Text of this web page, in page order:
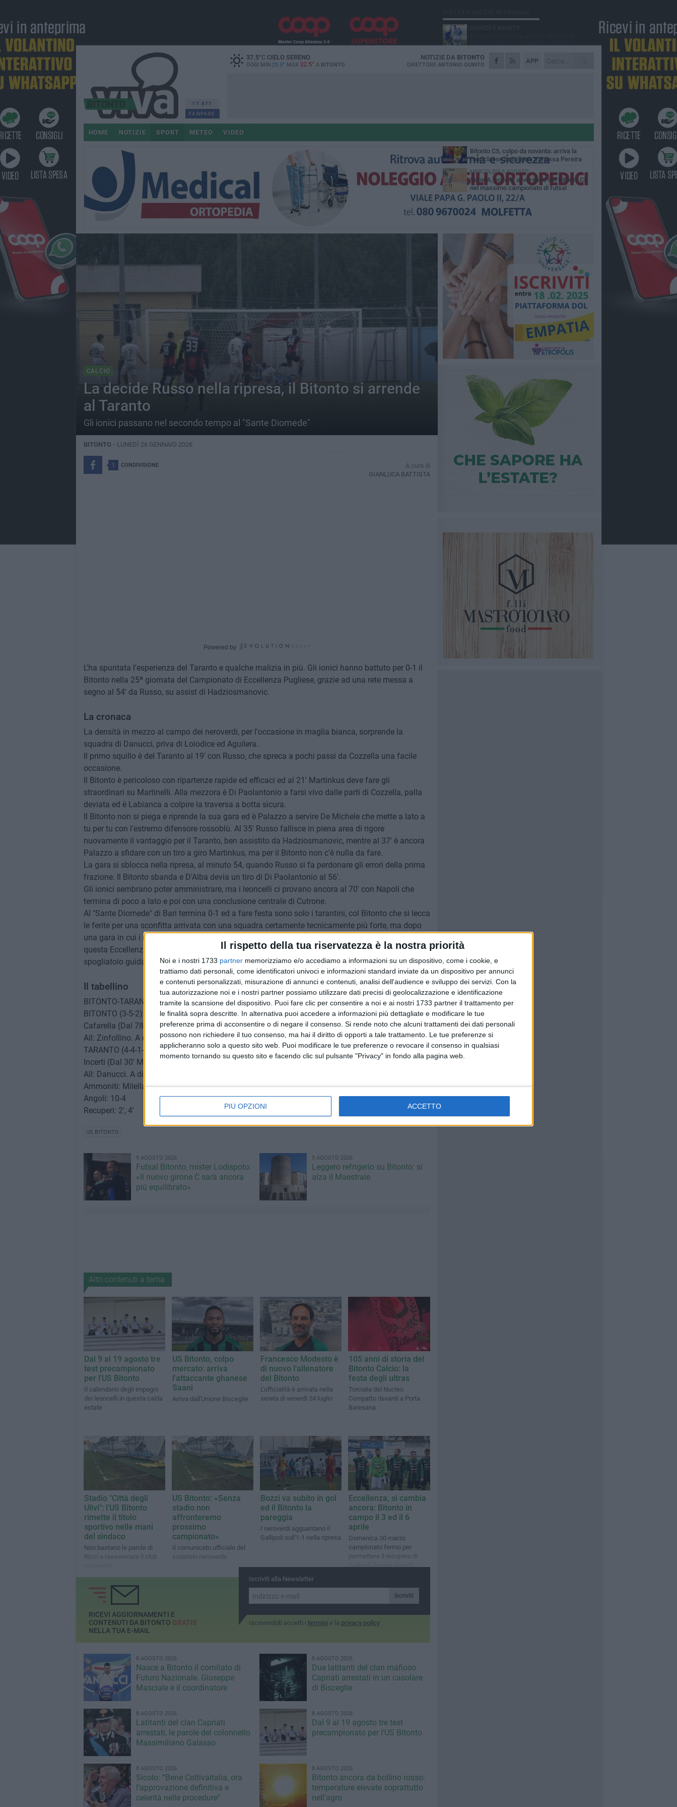
Il rispetto della tua riservatezza è la nostra priorità
Noi e i nostri 1733 partner memorizziamo e/o accediamo a informazioni su un dispositivo, come i cookie, e
trattiamo dati personali, come identificatori univoci e informazioni standard inviate da un dispositivo per annunci
e contenuti personalizzati, misurazione di annunci e contenuti, analisi dell'audience e sviluppo dei servizi. Con la
tua autorizzazione noi e i nostri partner possiamo utilizzare dati precisi di geolocalizzazione e identificazione
tramite la scansione del dispositivo. Puoi fare clic per consentire a noi e ai nostri 1733 partner il trattamento per
le finalità sopra descritte. In alternativa puoi accedere a informazioni più dettagliate e modificare le tue
preferenze prima di acconsentire o di negare il consenso. Si rende noto che alcuni trattamenti dei dati personali
possono non richiedere il tuo consenso, ma hai il diritto di opporti a tale trattamento. Le tue preferenze si
applicheranno solo a questo sito web. Puoi modificare le tue preferenze o revocare il consenso in qualsiasi
momento tornando su questo sito e facendo clic sul pulsante "Privacy" in fondo alla pagina web.
PIÙ OPZIONI ACCETTO
17.877
FANPAGE
37.5°CCIELO SERENO
OGGI MIN 25.5° MAX 32.5° A BITONTO
APP
NOTIZIE DA BITONTO
DIRETTORE ANTONIO QUINTO
HOME NOTIZIE SPORT METEO VIDEO
CALCIO
La decide Russo nella ripresa, il Bitonto si arrende
al Taranto
Gli ionici passano nel secondo tempo al "Sante Diomede"
BITONTO - LUNEDÌ 26 GENNAIO 2026
1 CONDIVISIONE
A cura di
GIANLUCA BATTISTA
Powered by
L'ha spuntata l'esperienza del Taranto e qualche malizia in più. Gli ionici hanno battuto per 0-1 il
Bitonto nella 25ª giornata del Campionato di Eccellenza Pugliese, grazie ad una rete messa a
segno al 54' da Russo, su assist di Hadziosmanovic.
La cronaca
La densità in mezzo al campo dei neroverdi, per l'occasione in maglia bianca, sorprende la
squadra di Danucci, priva di Loiodice ed Aguilera.
Il primo squillo è del Taranto al 19' con Russo, che spreca a pochi passi da Cozzella una facile
occasione.
Il Bitonto è pericoloso con ripartenze rapide ed efficaci ed al 21' Martinkus deve fare gli
straordinari su Martinelli. Alla mezzora è Di Paolantonio a farsi vivo dalle parti di Cozzella, palla
deviata ed è Labianca a colpire la traversa a botta sicura.
Il Bitonto non si piega e riprende la sua gara ed è Palazzo a servire De Michele che mette a lato a
tu per tu con l'estremo difensore rossoblù. Al 35' Russo fallisce in piena area di rigore
nuovamente il vantaggio per il Taranto, ben assistito da Hadziosmanovic, mentre al 37' è ancora
Palazzo a sfidare con un tiro a giro Martinkus, ma per il Bitonto non c'è nulla da fare.
La gara si sblocca nella ripresa, al minuto 54, quando Russo si fa perdonare gli errori della prima
frazione. Il Bitonto sbanda e D'Alba devia un tiro di Di Paolantonio al 56'.
Gli ionici sembrano poter amministrare, ma i leoncelli ci provano ancora al 70' con Napoli che
termina di poco a lato e poi con una conclusione centrale di Cutrone.
Al "Sante Diomede" di Bari termina 0-1 ed a fare festa sono solo i tarantini, col Bitonto che si lecca
le ferite per una sconfitta arrivata con una squadra certamente tecnicamente più forte, ma dopo
una gara in cui i neroverdi sono stati capaci di mettere in difficoltà una delle protagoniste di
questa Eccellenza. Uno stop dopo tre vittorie consecutive non può incrinare il morale nello
spogliatoio guidato da mister Zinfollino.
Il tabellino
BITONTO-TARANTO 0-1: 54' Russo
BITONTO (3-5-2): Cozzella; Catalano, D'Alba, Dinielli; Napoli, Milella (Dal 57' Fracchiolla), Cutrone,
Cafarella (Dal 78' Lavoratti), Marchitelli (Dall'88' Gagliardi); Palazzo (Dal 63' Bozzi), De Michele.
All: Zinfollino. A disposizione: Grande, Massari, Cariello, Leuzzi, Senatore.
TARANTO (4-4-1-1): Martinkus; Hadziosmanovic, Delvino (Dal 77' Rizzo), Guastamacchia, Derosa;
Incerti (Dal 30' Marino, Dal 79' Zampa), Di Paolantonio, Vukoja, Labianca (Dal 70' Sansò); Russo.
All: Danucci. A disposizione: Mastrangelo, Konate, Souare, Monetti, Trombino.
Ammoniti: Milella, Cafarella (B), Hadziosmanovic, Derosa, Losavio (T)
Angoli: 10-4
Recuperi: 2', 4'
US BITONTO
9 AGOSTO 2026
Futsal Bitonto, mister Lodispoto:
«Il nuovo girone C sarà ancora
più equilibrato»
9 AGOSTO 2026
Leggero refrigerio su Bitonto: si
alza il Maestrale
Altri contenuti a tema
Dal 9 al 19 agosto tre
test precampionato
per l'US Bitonto
Il calendario degli impegni
dei leoncelli in questa calda
estate
US Bitonto, colpo
mercato: arriva
l'attaccante ghanese
Saani
Arriva dall'Unione Bisceglie
Francesco Modesto è
di nuovo l'allenatore
del Bitonto
L'ufficialità è arrivata nella
serata di venerdì 24 luglio
105 anni di storia del
Bitonto Calcio: la
festa degli ultras
Torciata del Nucleo
Compatto davanti a Porta
Baresana
Stadio "Città degli
Ulivi": l'US Bitonto
rimette il titolo
sportivo nelle mani
del sindaco
Non bastano le parole di
Ricci a rasserenare il club
US Bitonto: «Senza
stadio non
affronteremo
prossimo
campionato»
Il comunicato ufficiale del
sodalizio neroverde
Bozzi va subito in gol
ed il Bitonto la
pareggia
I neroverdi agguantano il
Gallipoli sull'1-1 nella ripresa
Eccellenza, si cambia
ancora: Bitonto in
campo il 3 ed il 6
aprile
Domenica 30 marzo
campionato fermo per
permettere il recupero di
Gallipoli-Foggia Incedit
Iscriviti alla Newsletter
Iscriviti
Iscrivendoti accetti i termini e la privacy policy
RICEVI AGGIORNAMENTI E
CONTENUTI DA BITONTO GRATIS
NELLA TUA E-MAIL
8 AGOSTO 2026
Nasce a Bitonto il comitato di
Futuro Nazionale. Giuseppe
Masciale è il coordinatore
8 AGOSTO 2026
Due latitanti del clan mafioso
Capriati arrestati in un casolare
di Bisceglie
8 AGOSTO 2026
Latitanti del clan Capriati
arrestati, le parole del colonnello
Massimiliano Galasso
8 AGOSTO 2026
Dal 9 al 19 agosto tre test
precampionato per l'US Bitonto
8 AGOSTO 2026
Sicolo: “Bene Coltivaitalia, ora
l’approvazione definitiva e
celerità nelle procedure”
8 AGOSTO 2026
Bitonto ancora da bollino rosso:
temperature elevate soprattutto
nell'agro
firmano Balzano, Sallustio e Cannito
LUNEDÌ 3 AGOSTO
Bitonto C5, mercato senza sosta: arriva
Cresce la febbre neroverde: al via il
GIOVEDÌ 6 AGOSTO
Bitonto C5, colpo da novanta: arriva la
fuoriclasse brasiliana Vanessa Pereira
MERCOLEDÌ 5 AGOSTO
Serie A, ecco le avversarie del Bitonto C5
nel massimo campionato di futsal
femminile